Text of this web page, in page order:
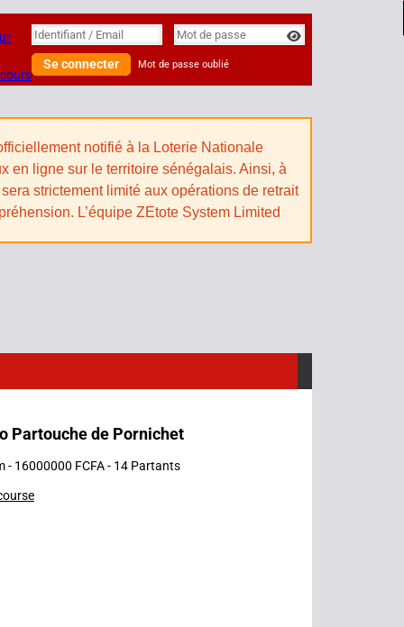
Identifiant
Identifiant / Email Mot de passe
Se connecter Mot de passe oublié
notifié à la Loterie Nationale
en ligne sur le territoire sénégalais. Ainsi, à
strictement limité aux opérations de retrait
L’équipe ZEtote System Limited
Partouche de Pornichet
- 16000000 FCFA - 14 Partants